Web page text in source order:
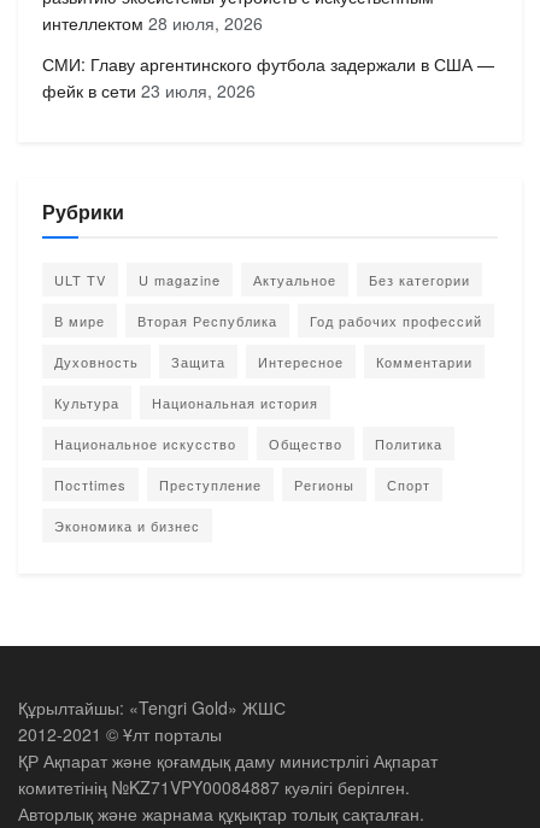
интеллектом 28 июля, 2026
СМИ: Главу аргентинского футбола задержали в США —
фейк в сети 23 июля, 2026
Рубрики
ULT TV U magazine Актуальное Без категории
В мире Вторая Республика Год рабочих профессий
Духовность Защита Интересное Комментарии
Культура Национальная история
Национальное искусство Общество Политика
Постtimes Преступление Регионы Спорт
Экономика и бизнес
Құрылтайшы: «Tengri Gold» ЖШС
2012-2021 © Ұлт порталы
ҚР Ақпарат және қоғамдық даму министрлігі Ақпарат
комитетінің №KZ71VPY00084887 куәлігі берілген.
Авторлық және жарнама құқықтар толық сақталған.